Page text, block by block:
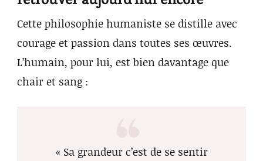
Cette philosophie humaniste se distille avec
courage et passion dans toutes ses œuvres.
L’humain, pour lui, est bien davantage que
chair et sang :
« Sa grandeur c’est de se sentir